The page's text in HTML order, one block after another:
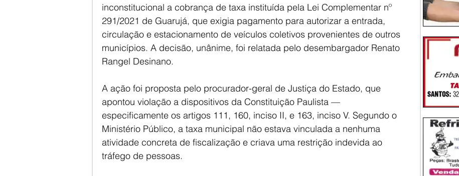
inconstitucional a cobrança de taxa instituída pela Lei Complementar nº
291/2021 de Guarujá, que exigia pagamento para autorizar a entrada,
circulação e estacionamento de veículos coletivos provenientes de outros
municípios. A decisão, unânime, foi relatada pelo desembargador Renato
Rangel Desinano.
A ação foi proposta pelo procurador-geral de Justiça do Estado, que
apontou violação a dispositivos da Constituição Paulista —
especificamente os artigos 111, 160, inciso II, e 163, inciso V. Segundo o
Ministério Público, a taxa municipal não estava vinculada a nenhuma
atividade concreta de fiscalização e criava uma restrição indevida ao
tráfego de pessoas.